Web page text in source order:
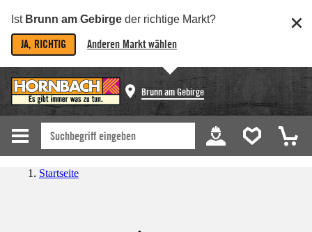
Ist Brunn am Gebirge der richtige Markt?
JA, RICHTIG Anderen Markt wählen
Brunn am Gebirge
Startseite